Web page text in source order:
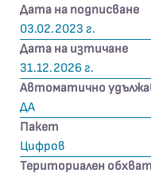
Дата на подписване
03.02.2023 г.
Дата на изтичане
31.12.2026 г.
Автоматично
ДА
Пакет
Цифров
Териториален обхват